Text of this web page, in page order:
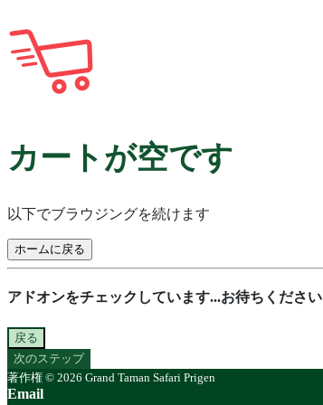
カートが空です
以下でブラウジングを続けます
ホームに戻る
アドオンをチェックしています...お待ちください
戻る
次のステップ
著作権 © 2026 Grand Taman Safari Prigen
Email